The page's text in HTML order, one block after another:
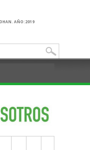
AÑO:2019